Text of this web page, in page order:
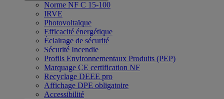
Norme NF C 15-100
IRVE
Photovoltaïque
Efficacité énergétique
Éclairage de sécurité
Sécurité Incendie
Profils Environnementaux Produits (PEP)
Marquage CE certification NF
Recyclage DEEE pro
Affichage DPE obligatoire
Accessibilité